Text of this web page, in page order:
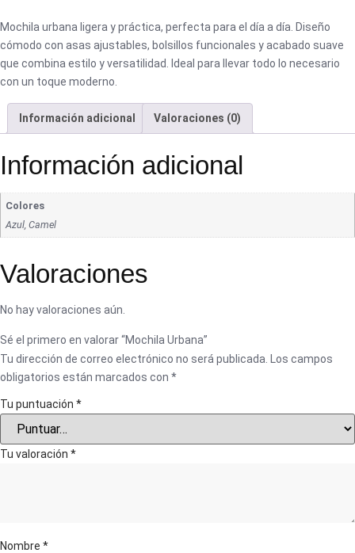
Mochila urbana ligera y práctica, perfecta para el día a día. Diseño
cómodo con asas ajustables, bolsillos funcionales y acabado suave
que combina estilo y versatilidad. Ideal para llevar todo lo necesario
con un toque moderno.
Información adicional Valoraciones (0)
Información adicional
Colores
Azul, Camel
Valoraciones
No hay valoraciones aún.
Sé el primero en valorar “Mochila Urbana”
Tu dirección de correo electrónico no será publicada. Los campos
obligatorios están marcados con *
Tu puntuación *
Tu valoración *
Nombre *